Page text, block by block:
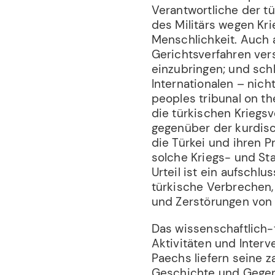
Verantwortliche der
des Militärs wegen
Menschlichkeit. Auch
Gerichtsverfahren
einzubringen; und
Internationalen –
peoples tribunal on
die türkischen
gegenüber der
die Türkei und ihren
solche Kriegs- und
Urteil ist ein
türkische
und Zerstörungen
Das
Aktivitäten und
Paechs liefern seine